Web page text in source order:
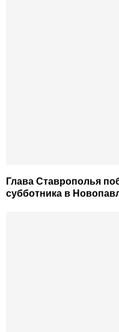
Глава Ставрополья
субботника в